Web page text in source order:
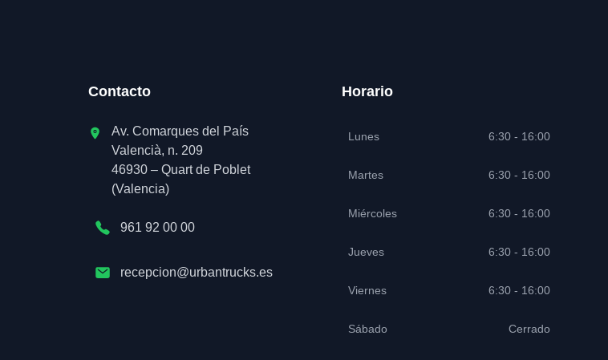
Contacto
Av. Comarques del País
Valencià, n. 209
46930 – Quart de Poblet
(Valencia)
961 92 00 00
recepcion@urbantrucks.es
Horario
Lunes 6:30 - 16:00
Martes 6:30 - 16:00
Miércoles 6:30 - 16:00
Jueves 6:30 - 16:00
Viernes 6:30 - 16:00
Sábado Cerrado